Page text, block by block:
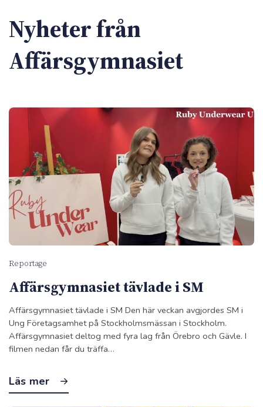
Nyheter från
Affärsgymnasiet
Reportage
Affärs­gymnasiet tävlade i SM
Affärs­gymnasiet tävlade i SM Den här veckan avgjordes SM i
Ung Företagsamhet på Stockholmsmässan i Stockholm.
Affärsgymnasiet deltog med fyra lag från Örebro och Gävle. I
filmen nedan får du träffa…
Läs mer